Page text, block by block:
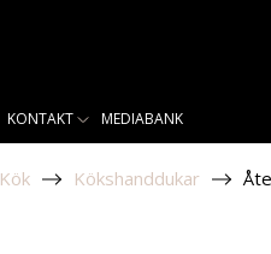
KONTAKT MEDIABANK
Kök Kökshanddukar